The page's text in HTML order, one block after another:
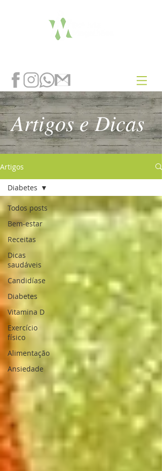
Artigos e Dicas
Artigos
Todos posts
Bem-estar
Receitas
Dicas
saudáveis
Candidíase
Diabetes
Vitamina D
Exercício
físico
Alimentação
Ansiedade
Diabetes